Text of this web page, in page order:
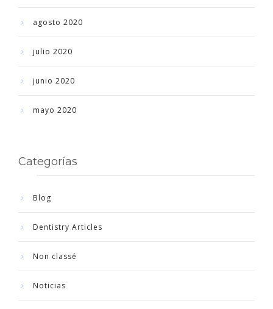
agosto 2020
julio 2020
junio 2020
mayo 2020
Categorías
Blog
Dentistry Articles
Non classé
Noticias